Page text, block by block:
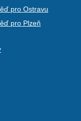
pro Ostravu
pro Plzeň